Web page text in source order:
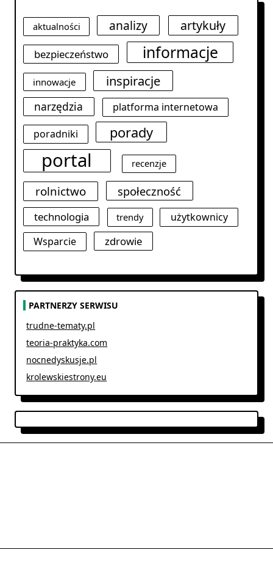
aktualności analizy artykuły
bezpieczeństwo informacje
innowacje inspiracje
narzędzia
platforma internetowa
poradniki
porady
portal recenzje
rolnictwo społeczność
technologia trendy
użytkownicy
Wsparcie
zdrowie
PARTNERZY SERWISU
trudne-tematy.pl
teoria-praktyka.com
nocnedyskusje.pl
krolewskiestrony.eu